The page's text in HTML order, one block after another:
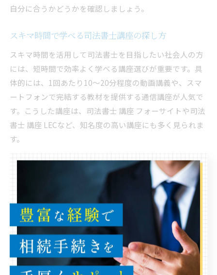
自分に合うかどうかを確認しましょう。
スキマ時間で学べる司法書士講座の探し方
スキマ時間を活用して司法書士を目指したい社会人の方
には、短時間で効率よく学べる講座選びが重要です。具
体的には、1回あたり10～20分程度の動画講義や、スマ
ートフォンで完結する教材を提供する通信講座が人気で
す。こうした講座は、司法書士 講座 フォーサイトや司法
書士 講座 LECなど、知名度の高い講座にも多く見られま
す。
また、進捗管理アプリや自動リマインダー機能付きの講
座を選ぶことで、忙しい日々の中でも計画的な学習を継
続しやすくなります。司法書士講座おすすめランキング
や実際の受講者の口コミを参考に、自分の生活リズムに
合った講座を見つけることが大切です。
一方で、短時間学習に頼りすぎると理解が浅くなるリス
クもあるため、重要ポイントのまとめや定期的な復習も
忘れずに行いましょう。合格への近道は、無理なく継続